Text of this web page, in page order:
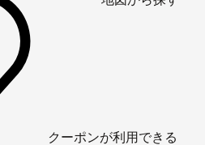
クーポンが利用できる